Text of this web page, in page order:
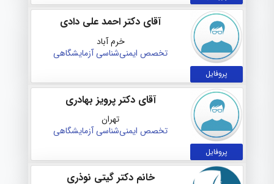
پروفایل
آقای دکتر احمد علی دادی
خرم آباد
تخصص ایمنی‌شناسی آزمایشگاهی
پروفایل
آقای دکتر پرویز بهادری
تهران
تخصص ایمنی‌شناسی آزمایشگاهی
خانم دکتر گیتی نوذری